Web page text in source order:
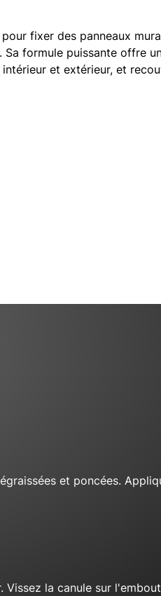
fixer des panneaux
formule puissante offre
et extérieur, et
et poncées.
la canule sur